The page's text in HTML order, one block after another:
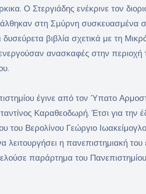
Ο Στεργιάδης ενέκρινε τον
στη Σμύρνη συσκευασμένα
βιβλία σχετικά με τη
ανασκαφές στην περιοχή
έγινε από τον Ύπατο
Καραθεοδωρή. Έτσι για την
του Βερολίνου Γεώργιο
λειτουργήσει η πανεπιστημιακή
παράρτημα του